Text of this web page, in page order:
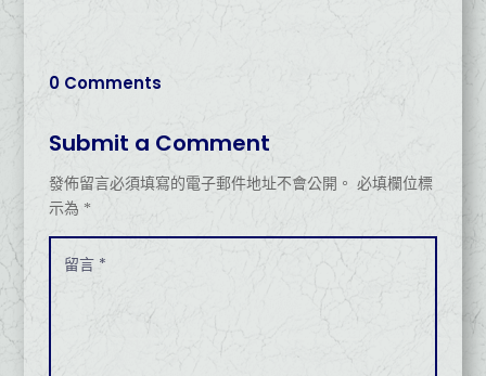
0 Comments
Submit a Comment
發佈留言必須填寫的電子郵件地址不會公開。 必填欄位標
示為 *